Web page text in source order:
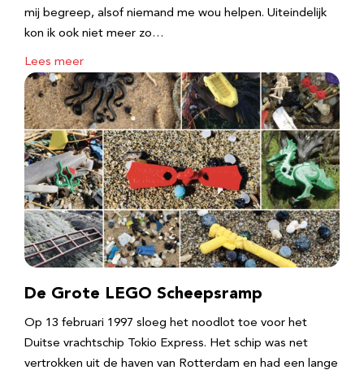
mij begreep, alsof niemand me wou helpen. Uiteindelijk
kon ik ook niet meer zo…
Lees meer
De Grote LEGO Scheepsramp
Op 13 februari 1997 sloeg het noodlot toe voor het
Duitse vrachtschip Tokio Express. Het schip was net
vertrokken uit de haven van Rotterdam en had een lange